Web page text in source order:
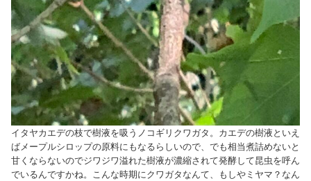
イタヤカエデの枝で樹液を吸うノコギリクワガタ。カエデの樹液といえ
ばメープルシロップの原料にもなるらしいので、でも相当煮詰めないと
甘くならないのでジワジワ溢れた樹液が濃縮されて発酵して昆虫を呼ん
でいるんですかね。こんな時期にクワガタなんて、もしやミヤマ？なん